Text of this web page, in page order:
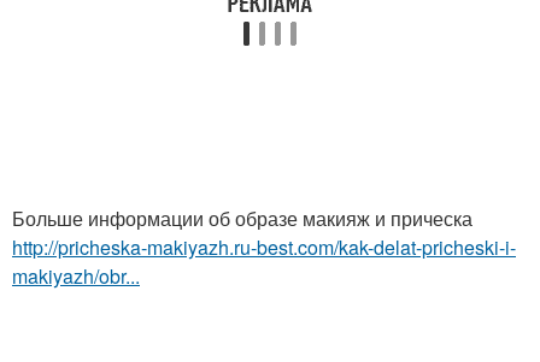
Больше информации об образе макияж и прическа
http://pricheska-makiyazh.ru-best.com/kak-delat-pricheski-i-
makiyazh/obr...